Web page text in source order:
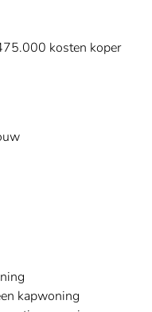
kosten koper
kapwoning